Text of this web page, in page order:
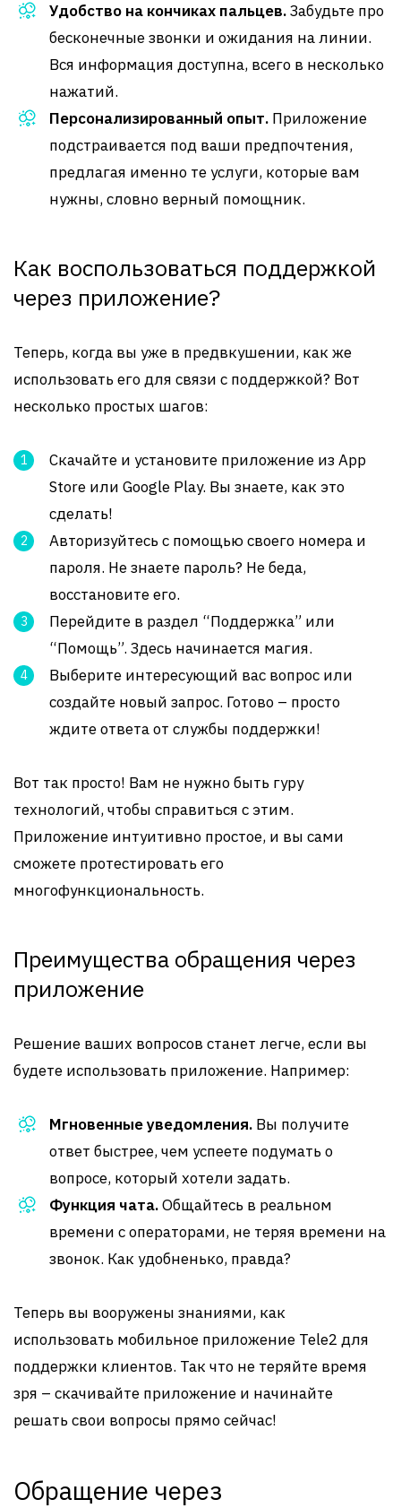
Удобство на кончиках пальцев.Забудьте про
бесконечные звонки и ожидания на линии.
Вся информация доступна, всего в несколько
нажатий.
Персонализированный опыт. Приложение
подстраивается под ваши предпочтения,
предлагая именно те услуги, которые вам
нужны, словно верный помощник.
Как воспользоваться поддержкой
через приложение?
Теперь, когда вы уже в предвкушении, как же
использовать его для связи с поддержкой? Вот
несколько простых шагов:
Скачайте и установите приложение из App
Store или Google Play. Вы знаете, как это
сделать!
Авторизуйтесь с помощью своего номера и
пароля. Не знаете пароль? Не беда,
восстановите его.
Перейдите в раздел “Поддержка” или
“Помощь”. Здесь начинается магия.
Выберите интересующий вас вопрос или
создайте новый запрос. Готово – просто
ждите ответа от службы поддержки!
Вот так просто! Вам не нужно быть гуру
технологий, чтобы справиться с этим.
Приложение интуитивно простое, и вы сами
сможете протестировать его
многофункциональность.
Преимущества обращения через
приложение
Решение ваших вопросов станет легче, если вы
будете использовать приложение. Например:
Мгновенные уведомления. Вы получите
ответ быстрее, чем успеете подумать о
вопросе, который хотели задать.
Функция чата.Общайтесь в реальном
времени с операторами, не теряя времени на
звонок. Как удобненько, правда?
Теперь вы вооружены знаниями, как
использовать мобильное приложение Tele2 для
поддержки клиентов. Так что не теряйте время
зря – скачивайте приложение и начинайте
решать свои вопросы прямо сейчас!
Обращение через